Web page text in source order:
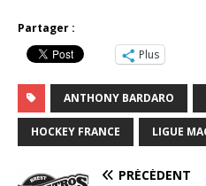
Partager :
Plus
ANTHONY BARDARO
HOCKEY FRANCE LIGUE
PRÉCÉDENT